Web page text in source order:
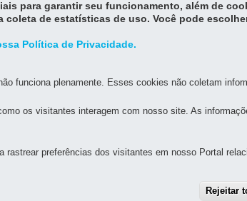
para garantir seu funcionamento, além de
coleta de estatísticas de uso. Você pode
Política de Privacidade.
funciona plenamente. Esses cookies não coletam
os visitantes interagem com nosso site. As
rastrear preferências dos visitantes em nosso Portal
Rejeitar